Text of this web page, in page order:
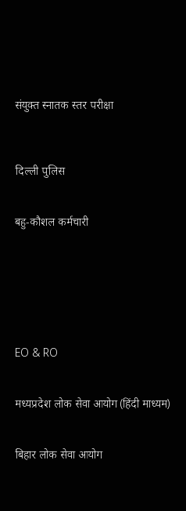
संयुक्त स्नातक स्तर परीक्षा
दिल्ली पुलिस
बहु-कौशल कर्मचारी
EO & RO
मध्यप्रदेश लोक सेवा आयोग (हिंदी माध्यम)
बिहार लोक सेवा आयोग